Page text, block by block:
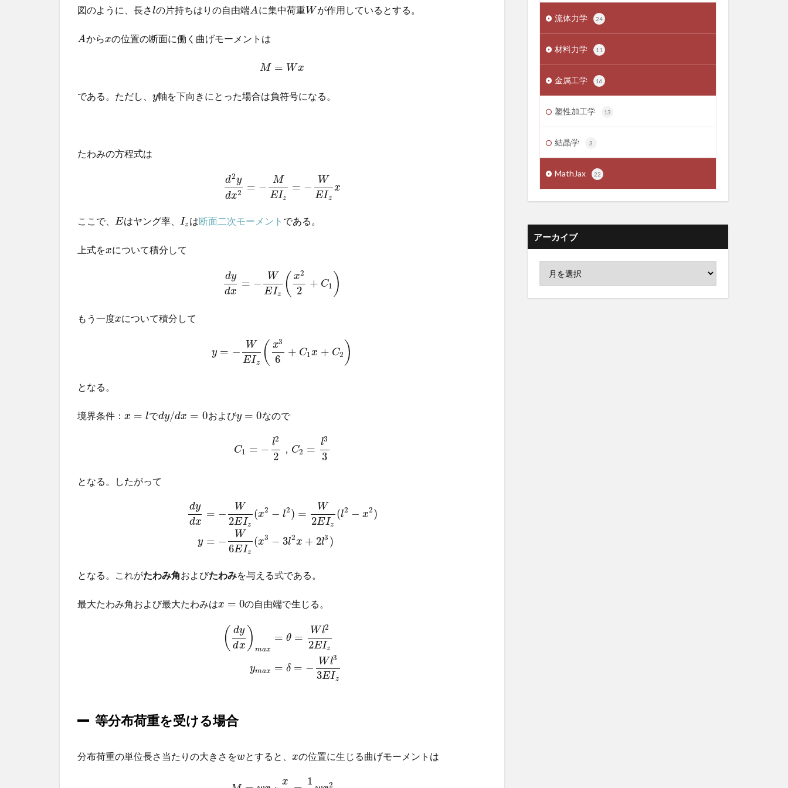
図のように、長さlの片持ちはりの自由端Aに集中荷重W が作用しているとする。
Aからxの位置の断面に働く曲げモーメントは
M = Wx
である。ただし、 y軸を下向きにとった場合は負符号になる。
たわみの方程式は
d2y
dx2 = −
M
EIz
= −
W
EIz
x
ここで、 Eはヤング率、 Iz は断面二次モーメント である。
上式をxについて積分して
dy
dx
= −
W
EIz ( x2
2
+ C1 )
もう一度xについて積分して
y = −
W
EIz ( x3
6
+ C1x + C2 )
となる。
境界条件： x = lでdy/dx = 0およびy = 0なので
C1 = −
l2
2
， C2 =
l3
3
となる。したがって
dy
dx
y
= −
W
2EIz
(x2 − l2) =
W
2EIz
(l2 − x2)
= −
W
6EIz
(x3 − 3l2x + 2l3 )
となる。これがたわみ角 およびたわみを与える式である。
最大たわみ角および最大たわみはx = 0の自由端で生じる。
( dy
dx ) max
ymax
= θ =
Wl2
2EIz
= δ = −
Wl3
3EIz
等分布荷重を受ける場合
分布荷重の単位長さ当たりの大きさをwとすると、 xの位置に生じる曲げモーメントは
x 1 2
流体力学 24
材料力学 11
金属工学 16
塑性加工学 13
結晶学 3
MathJax 22
アーカイブ